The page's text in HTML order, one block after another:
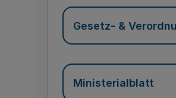
Gesetz- &
Ministerialblatt